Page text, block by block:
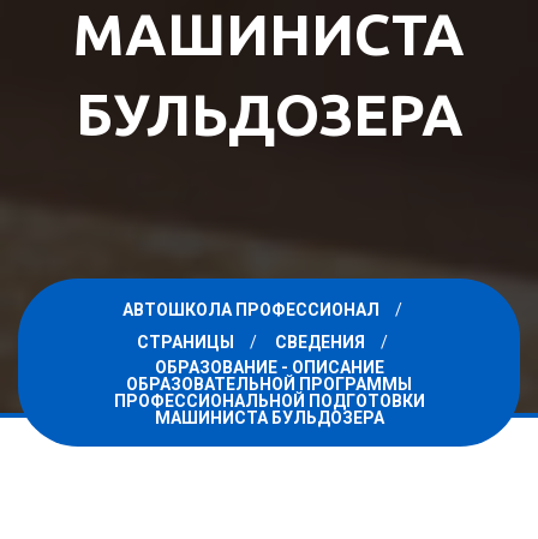
МАШИНИСТА
БУЛЬДОЗЕРА
АВТОШКОЛА ПРОФЕССИОНАЛ
СТРАНИЦЫ
СВЕДЕНИЯ
ОБРАЗОВАНИЕ - ОПИСАНИЕ
ОБРАЗОВАТЕЛЬНОЙ ПРОГРАММЫ
ПРОФЕССИОНАЛЬНОЙ ПОДГОТОВКИ
МАШИНИСТА БУЛЬДОЗЕРА